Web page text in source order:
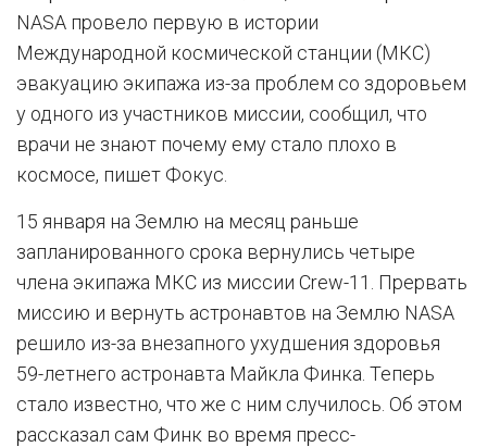
NASA провело первую в истории
Международной космической станции (МКС)
эвакуацию экипажа из-за проблем со здоровьем
у одного из участников миссии, сообщил, что
врачи не знают почему ему стало плохо в
космосе, пишет Фокус.
15 января на Землю на месяц раньше
запланированного срока вернулись четыре
члена экипажа МКС из миссии Crew-11. Прервать
миссию и вернуть астронавтов на Землю NASA
решило из-за внезапного ухудшения здоровья
59-летнего астронавта Майкла Финка. Теперь
стало известно, что же с ним случилось. Об этом
рассказал сам Финк во время пресс-